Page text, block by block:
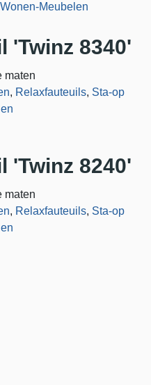
Wonen-Meubelen
'Twinz 8340'
maten
, Relaxfauteuils, Sta-op
'Twinz 8240'
maten
, Relaxfauteuils, Sta-op